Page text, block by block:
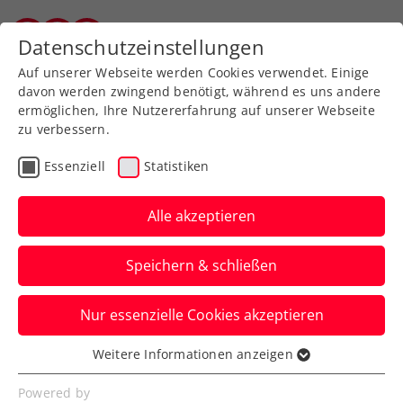
Zurück zur Newsübersicht
ATP
Red Bull BassLine: Thiem
hofft auf „die eine oder
andere Überraschung“
Auch der Antritt von Andrey Rublev und
Vorjahresfinalist Alexei Popyrin beim
Showturnier in Wien ist sicher.
Verfasst von: Presseaussendung / Redaktion, 16.10.2025
Datenschutzeinstellungen
Auf unserer Webseite werden Cookies verwendet. Einige
davon werden zwingend benötigt, während es uns andere
ermöglichen, Ihre Nutzererfahrung auf unserer Webseite
zu verbessern.
Essenziell Statistiken
Alle akzeptieren
Speichern & schließen
Nur essenzielle Cookies akzeptieren
Essenziell
Essenzielle Cookies werden für grundlegende
Weitere Informationen anzeigen
Powered by